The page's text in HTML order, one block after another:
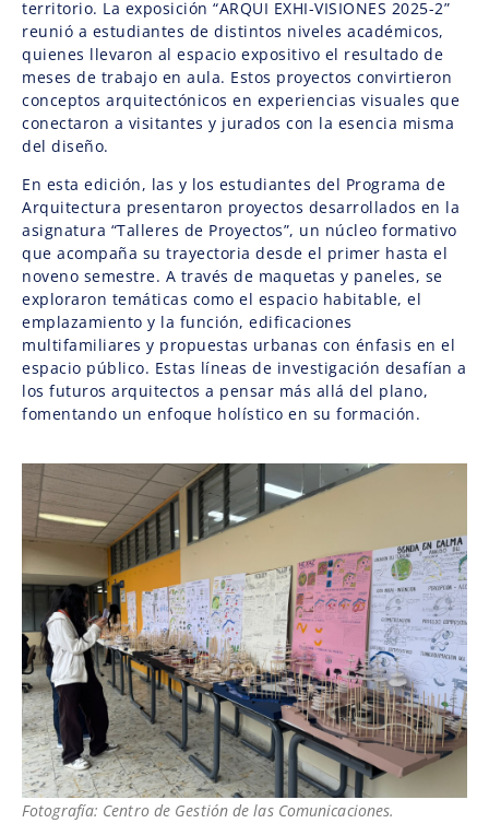
territorio. La exposición “ARQUI EXHI-VISIONES 2025-2”
reunió a estudiantes de distintos niveles académicos,
quienes llevaron al espacio expositivo el resultado de
meses de trabajo en aula. Estos proyectos convirtieron
conceptos arquitectónicos en experiencias visuales que
conectaron a visitantes y jurados con la esencia misma
del diseño.
En esta edición, las y los estudiantes del Programa de
Arquitectura presentaron proyectos desarrollados en la
asignatura “Talleres de Proyectos”, un núcleo formativo
que acompaña su trayectoria desde el primer hasta el
noveno semestre. A través de maquetas y paneles, se
exploraron temáticas como el espacio habitable, el
emplazamiento y la función, edificaciones
multifamiliares y propuestas urbanas con énfasis en el
espacio público. Estas líneas de investigación desafían a
los futuros arquitectos a pensar más allá del plano,
fomentando un enfoque holístico en su formación.
Fotografía: Centro de Gestión de las Comunicaciones.